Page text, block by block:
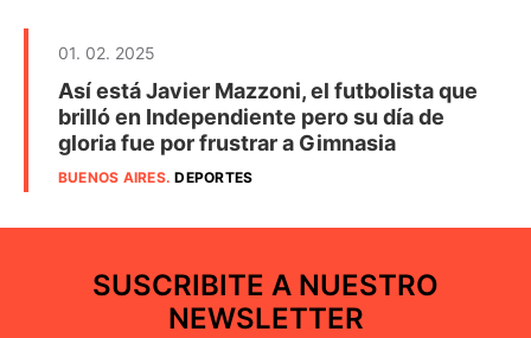
01. 02. 2025
Así está Javier Mazzoni, el futbolista que
brilló en Independiente pero su día de
gloria fue por frustrar a Gimnasia
BUENOS AIRES.DEPORTES
SUSCRIBITE A NUESTRO
NEWSLETTER